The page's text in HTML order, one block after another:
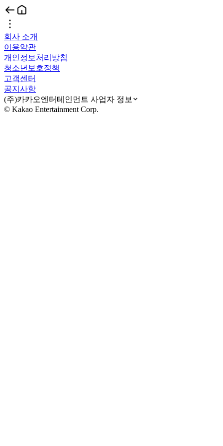
회사 소개
이용약관
개인정보처리방침
청소년보호정책
고객센터
공지사항
(주)카카오엔터테인먼트 사업자 정보
© Kakao Entertainment Corp.